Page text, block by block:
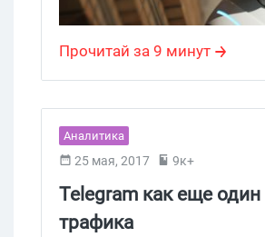
откроет больше
главное, без знаний
программирования.
Прочитай за 9 минут
Аналитика
25 мая, 2017 9к+
Telegram как еще один
трафика